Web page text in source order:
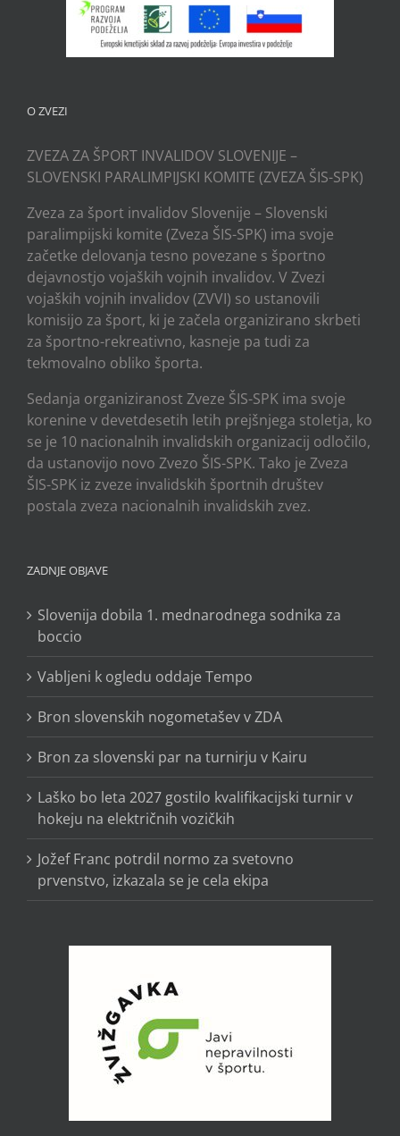
O ZVEZI
ZVEZA ZA ŠPORT INVALIDOV SLOVENIJE –
SLOVENSKI PARALIMPIJSKI KOMITE (ZVEZA ŠIS-SPK)
Zveza za šport invalidov Slovenije – Slovenski
paralimpijski komite (Zveza ŠIS-SPK) ima svoje
začetke delovanja tesno povezane s športno
dejavnostjo vojaških vojnih invalidov. V Zvezi
vojaških vojnih invalidov (ZVVI) so ustanovili
komisijo za šport, ki je začela organizirano skrbeti
za športno-rekreativno, kasneje pa tudi za
tekmovalno obliko športa.
Sedanja organiziranost Zveze ŠIS-SPK ima svoje
korenine v devetdesetih letih prejšnjega stoletja, ko
se je 10 nacionalnih invalidskih organizacij odločilo,
da ustanovijo novo Zvezo ŠIS-SPK. Tako je Zveza
ŠIS-SPK iz zveze invalidskih športnih društev
postala zveza nacionalnih invalidskih zvez.
ZADNJE OBJAVE
Slovenija dobila 1. mednarodnega sodnika za
boccio
Vabljeni k ogledu oddaje Tempo
Bron slovenskih nogometašev v ZDA
Bron za slovenski par na turnirju v Kairu
Laško bo leta 2027 gostilo kvalifikacijski turnir v
hokeju na električnih vozičkih
Jožef Franc potrdil normo za svetovno
prvenstvo, izkazala se je cela ekipa